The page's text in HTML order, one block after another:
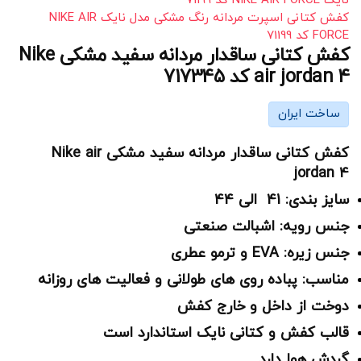
کفش کتانی اسپرت مردانه رنگ مشکی مدل نایک NIKE AIR
FORCE کد 71199
کفش کتانی ساقدار مردانه سفید مشکی Nike
air jordan 4 کد 717345
ساخت ایران
کفش کتانی ساقدار مردانه سفید مشکی Nike air
jordan 4
سایز بندی: 41 الی 44
جنس رویه: اشبالت صنعتی
جنس زیره: EVA و ترمو عطری
مناسب: پباده روی های طولانی و فعالیت های روزانه
دوخت از داخل و خارج کفش
قالب کفش و کتانی نایک استاندارد است